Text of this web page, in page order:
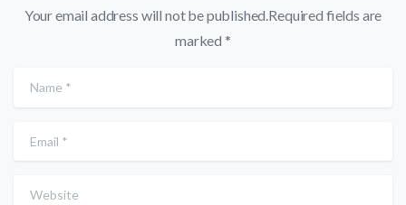
Your email address will not be published.Required fields are
marked *
Name